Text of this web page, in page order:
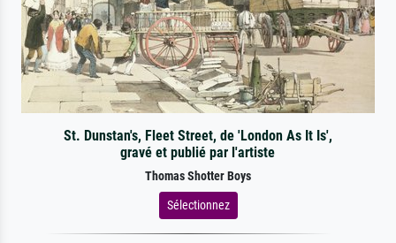
St. Dunstan's, Fleet Street, de 'London As It Is',
gravé et publié par l'artiste
Thomas Shotter Boys
Sélectionnez